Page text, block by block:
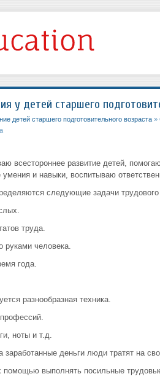
у детей старшего
детей старшего подготовительного возраста»
всестороннее развитие детей,
и навыки, воспитываю
следующие задачи трудового
труда.
руками человека.
года.
разнообразная техника.
ноты и т.д.
деньги люди тратят на
выполнять посильные